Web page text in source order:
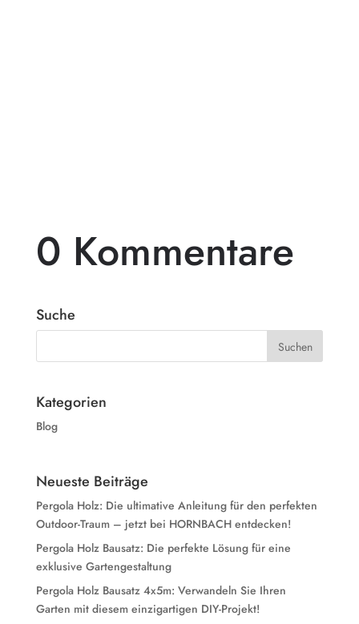
0 Kommentare
Suche
Kategorien
Blog
Neueste Beiträge
Pergola Holz: Die ultimative Anleitung für den perfekten
Outdoor-Traum – jetzt bei HORNBACH entdecken!
Pergola Holz Bausatz: Die perfekte Lösung für eine
exklusive Gartengestaltung
Pergola Holz Bausatz 4x5m: Verwandeln Sie Ihren
Garten mit diesem einzigartigen DIY-Projekt!